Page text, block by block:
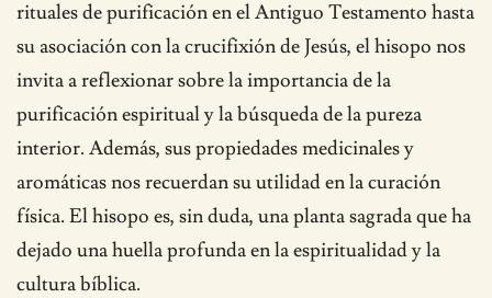
rituales de purificación en el Antiguo Testamento hasta
su asociación con la crucifixión de Jesús, el hisopo nos
invita a reflexionar sobre la importancia de la
purificación espiritual y la búsqueda de la pureza
interior. Además, sus propiedades medicinales y
aromáticas nos recuerdan su utilidad en la curación
física. El hisopo es, sin duda, una planta sagrada que ha
dejado una huella profunda en la espiritualidad y la
cultura bíblica.